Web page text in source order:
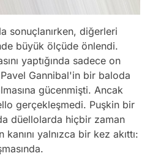
sonuçlanırken, diğerleri
büyük ölçüde önlendi.
yaptığında sadece on
Pavel Gannibal'in bir baloda
gücenmişti. Ancak
gerçekleşmedi. Puşkin bir
düellolarda hiçbir zaman
yalnızca bir kez akıttı:
Video
Test